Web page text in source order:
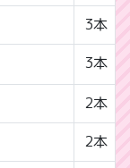
3本
3本
2本
2本